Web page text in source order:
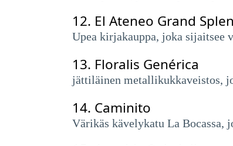
12. El Ateneo Grand
Upea kirjakauppa, joka sijaitsee
13. Floralis Genérica
jättiläinen metallikukkaveistos,
14. Caminito
Värikäs kävelykatu La Bocassa,